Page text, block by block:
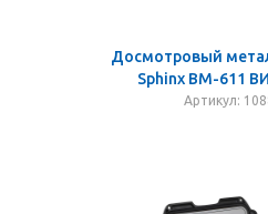
Досмотровый
Sphinx ВМ-611
Артикул: